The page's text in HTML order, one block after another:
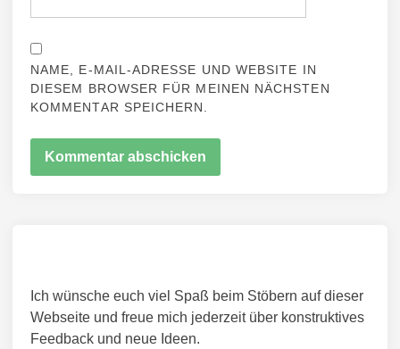
NAME, E-MAIL-ADRESSE UND WEBSITE IN
DIESEM BROWSER FÜR MEINEN NÄCHSTEN
KOMMENTAR SPEICHERN.
Ich wünsche euch viel Spaß beim Stöbern auf dieser
Webseite und freue mich jederzeit über konstruktives
Feedback und neue Ideen.